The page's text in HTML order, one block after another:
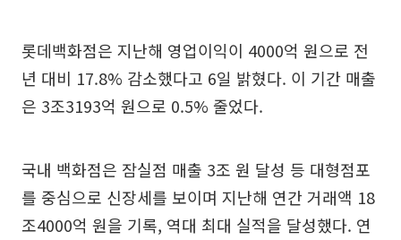
롯데백화점은 지난해 영업이익이 4000억 원으로 전
년 대비 17.8% 감소했다고 6일 밝혔다. 이 기간 매출
은 3조3193억 원으로 0.5% 줄었다.
국내 백화점은 잠실점 매출 3조 원 달성 등 대형점포
를 중심으로 신장세를 보이며 지난해 연간 거래액 18
조4000억 원을 기록, 역대 최대 실적을 달성했다. 연